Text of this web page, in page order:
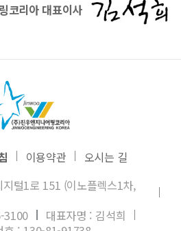
코리아 대표이사
털1로 151 (이노플렉스1차,
3100
대표자명 : 김석희
이용약관 오시는 길